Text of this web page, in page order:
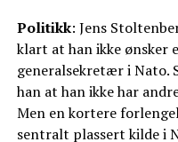
Politikk: Jens
klart at han ikke ønsker
generalsekretær i Nato.
han at han ikke har
Men en kortere
sentralt plassert kilde i